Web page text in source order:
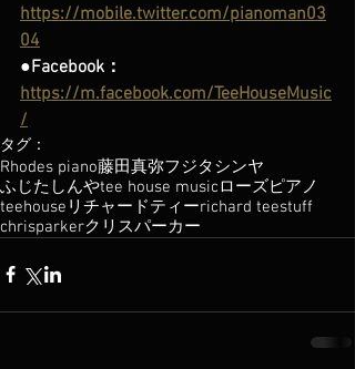
https://mobile.twitter.com/pianoman03
04
●Facebook：
https://m.facebook.com/TeeHouseMusic
/
タグ：
Rhodes piano藤田真弥フジタシンヤ
ふじたしんやtee house musicローズピアノ
teehouse リチャードティーrichard teestuff
chrisparkerクリスパーカー